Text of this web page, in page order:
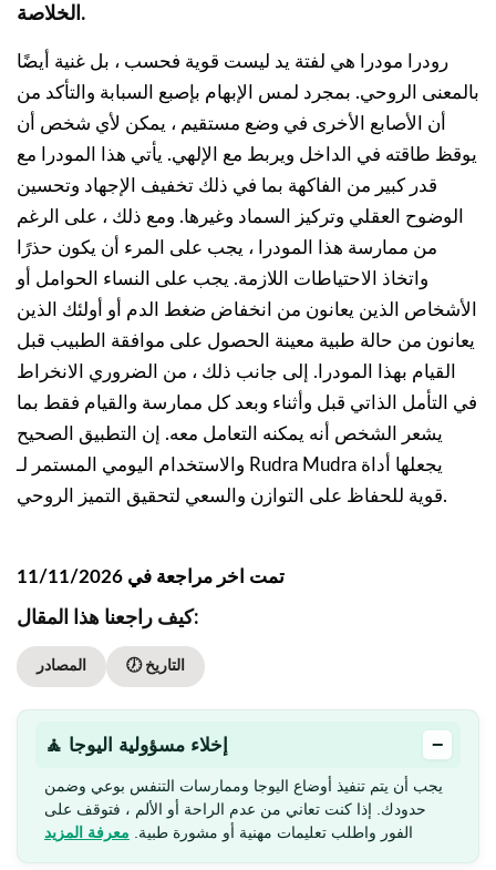
الخلاصة.
رودرا مودرا هي لفتة يد ليست قوية فحسب ، بل غنية أيضًا
بالمعنى الروحي. بمجرد لمس الإبهام بإصبع السبابة والتأكد من
أن الأصابع الأخرى في وضع مستقيم ، يمكن لأي شخص أن
يوقظ طاقته في الداخل ويربط مع الإلهي. يأتي هذا المودرا مع
قدر كبير من الفاكهة بما في ذلك تخفيف الإجهاد وتحسين
الوضوح العقلي وتركيز السماد وغيرها. ومع ذلك ، على الرغم
من ممارسة هذا المودرا ، يجب على المرء أن يكون حذرًا
واتخاذ الاحتياطات اللازمة. يجب على النساء الحوامل أو
الأشخاص الذين يعانون من انخفاض ضغط الدم أو أولئك الذين
يعانون من حالة طبية معينة الحصول على موافقة الطبيب قبل
القيام بهذا المودرا. إلى جانب ذلك ، من الضروري الانخراط
في التأمل الذاتي قبل وأثناء وبعد كل ممارسة والقيام فقط بما
يشعر الشخص أنه يمكنه التعامل معه. إن التطبيق الصحيح
والاستخدام اليومي المستمر لـ Rudra Mudra يجعلها أداة
قوية للحفاظ على التوازن والسعي لتحقيق التميز الروحي.
تمت اخر مراجعة في 11/11/2026
كيف راجعنا هذا المقال:
المصادر 🕖 التاريخ
🧘 إخلاء مسؤولية اليوجا −
يجب أن يتم تنفيذ أوضاع اليوجا وممارسات التنفس بوعي وضمن
حدودك. إذا كنت تعاني من عدم الراحة أو الألم ، فتوقف على
الفور واطلب تعليمات مهنية أو مشورة طبية. معرفة المزيد